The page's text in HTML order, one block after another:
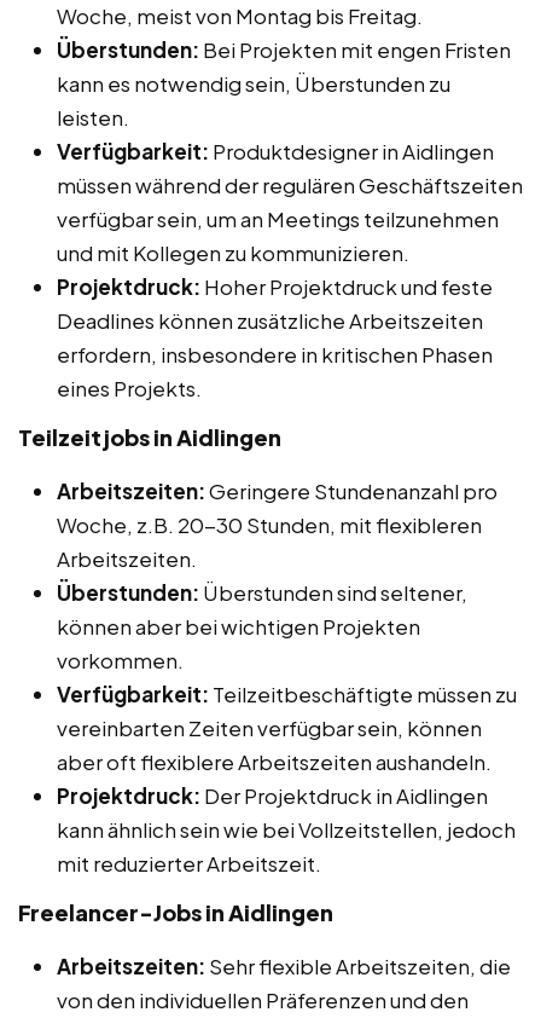
Woche, meist von Montag bis Freitag.
Überstunden: Bei Projekten mit engen Fristen
kann es notwendig sein, Überstunden zu
leisten.
Verfügbarkeit: Produktdesigner in Aidlingen
müssen während der regulären Geschäftszeiten
verfügbar sein, um an Meetings teilzunehmen
und mit Kollegen zu kommunizieren.
Projektdruck: Hoher Projektdruck und feste
Deadlines können zusätzliche Arbeitszeiten
erfordern, insbesondere in kritischen Phasen
eines Projekts.
Teilzeitjobs in Aidlingen
Arbeitszeiten:Geringere Stundenanzahl pro
Woche, z.B. 20-30 Stunden, mit flexibleren
Arbeitszeiten.
Überstunden: Überstunden sind seltener,
können aber bei wichtigen Projekten
vorkommen.
Verfügbarkeit: Teilzeitbeschäftigte müssen zu
vereinbarten Zeiten verfügbar sein, können
aber oft flexiblere Arbeitszeiten aushandeln.
Projektdruck: Der Projektdruck in Aidlingen
kann ähnlich sein wie bei Vollzeitstellen, jedoch
mit reduzierter Arbeitszeit.
Freelancer-Jobs in Aidlingen
Arbeitszeiten: Sehr flexible Arbeitszeiten, die
von den individuellen Präferenzen und den